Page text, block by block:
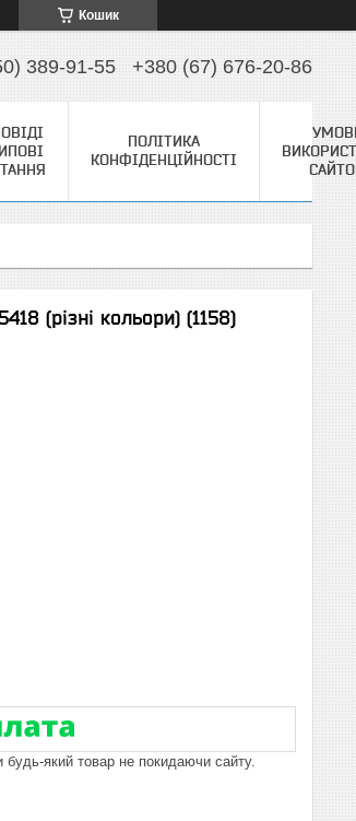
Кошик
389-91-55 +380 (67) 676-20-86
ПОЛІТИКА
КОНФІДЕНЦІЙНОСТІ
(різні кольори) (1158)
будь-який товар не покидаючи сайту.